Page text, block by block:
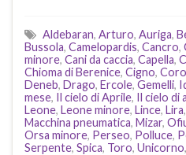
Aldebaran, Arturo, Auriga,
Bussola, Camelopardis, Cancro,
minore, Cani da caccia, Capella,
Chioma di Berenice, Cigno,
Deneb, Drago, Ercole, Gemelli,
mese, Il cielo di Aprile, Il cielo di
Leone, Leone minore, Lince, Lira,
Macchina pneumatica, Mizar,
Orsa minore, Perseo, Polluce,
Serpente, Spica, Toro, Unicorno,